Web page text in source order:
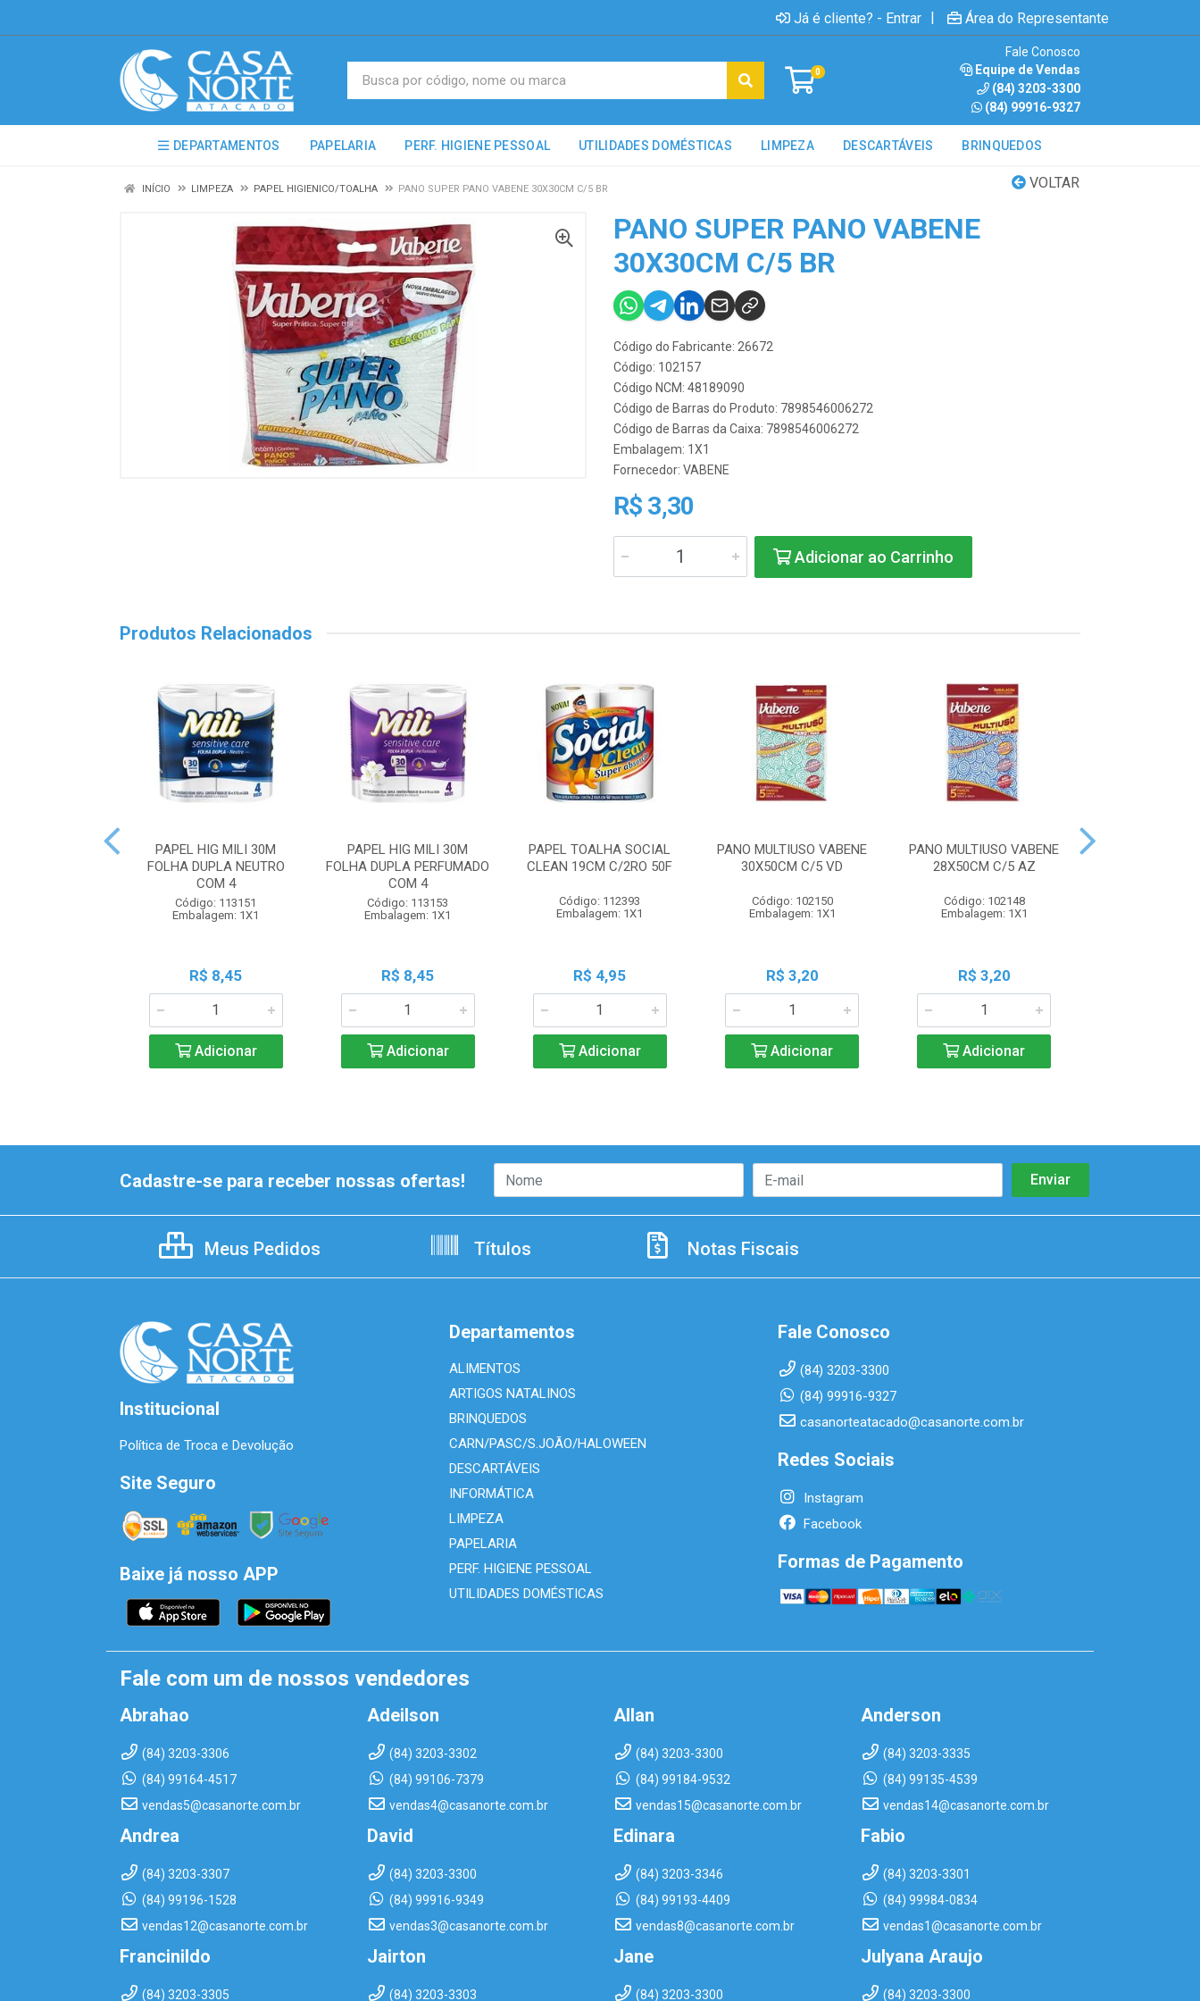
Já é cliente? - Entrar | Área do Representante
0
Fale Conosco
Equipe de Vendas
(84) 3203-3300
(84) 99916-9327
DEPARTAMENTOS PAPELARIA PERF. HIGIENE PESSOAL UTILIDADES DOMÉSTICAS LIMPEZA DESCARTÁVEIS BRINQUEDOS
VOLTAR
INÍCIO LIMPEZA PAPEL HIGIENICO/TOALHA PANO SUPER PANO VABENE 30X30CM C/5 BR
PANO SUPER PANO VABENE
30X30CM C/5 BR
Código do Fabricante: 26672
Código: 102157
Código NCM: 48189090
Código de Barras do Produto: 7898546006272
Código de Barras da Caixa: 7898546006272
Embalagem: 1X1
Fornecedor: VABENE
R$ 3,30
Adicionar ao Carrinho
Produtos Relacionados
PAPEL HIG MILI 30M
FOLHA DUPLA NEUTRO
COM 4
Código: 113151
Embalagem: 1X1
R$ 8,45
Adicionar
PAPEL HIG MILI 30M
FOLHA DUPLA PERFUMADO
COM 4
Código: 113153
Embalagem: 1X1
R$ 8,45
Adicionar
PAPEL TOALHA SOCIAL
CLEAN 19CM C/2RO 50F
Código: 112393
Embalagem: 1X1
R$ 4,95
Adicionar
PANO MULTIUSO VABENE
30X50CM C/5 VD
Código: 102150
Embalagem: 1X1
R$ 3,20
Adicionar
PANO MULTIUSO VABENE
28X50CM C/5 AZ
Código: 102148
Embalagem: 1X1
R$ 3,20
Adicionar
Cadastre-se para receber nossas ofertas!
Meus Pedidos Títulos Notas Fiscais
Institucional
Política de Troca e Devolução
Site Seguro
Baixe já nosso APP
Departamentos
ALIMENTOS
ARTIGOS NATALINOS
BRINQUEDOS
CARN/PASC/S.JOÃO/HALOWEEN
DESCARTÁVEIS
INFORMÁTICA
LIMPEZA
PAPELARIA
PERF. HIGIENE PESSOAL
UTILIDADES DOMÉSTICAS
Fale Conosco
(84) 3203-3300
(84) 99916-9327
casanorteatacado@casanorte.com.br
Redes Sociais
Instagram
Facebook
Formas de Pagamento
Fale com um de nossos vendedores
Abrahao
(84) 3203-3306
(84) 99164-4517
vendas5@casanorte.com.br
Adeilson
(84) 3203-3302
(84) 99106-7379
vendas4@casanorte.com.br
Allan
(84) 3203-3300
(84) 99184-9532
vendas15@casanorte.com.br
Anderson
(84) 3203-3335
(84) 99135-4539
vendas14@casanorte.com.br
Andrea
(84) 3203-3307
(84) 99196-1528
vendas12@casanorte.com.br
David
(84) 3203-3300
(84) 99916-9349
vendas3@casanorte.com.br
Edinara
(84) 3203-3346
(84) 99193-4409
vendas8@casanorte.com.br
Fabio
(84) 3203-3301
(84) 99984-0834
vendas1@casanorte.com.br
Francinildo
(84) 3203-3305
Jairton
(84) 3203-3303
Jane
(84) 3203-3300
Julyana Araujo
(84) 3203-3300